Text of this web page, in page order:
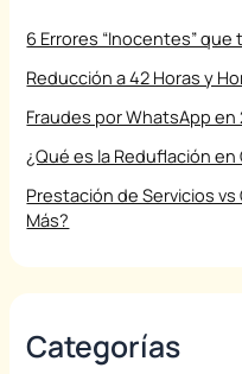
6 Errores “Inocentes” que
Reducción a 42 Horas y
Fraudes por WhatsApp en
¿Qué es la Reduflación
Prestación de Servicios
Más?
Categorías